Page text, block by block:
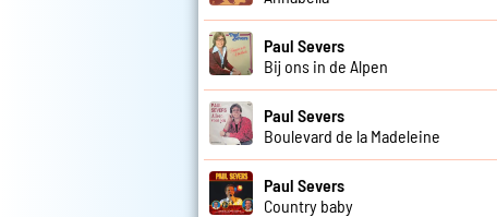
Paul Severs
Bij ons in de Alpen
Paul Severs
Boulevard de la Madeleine
Paul Severs
Country baby